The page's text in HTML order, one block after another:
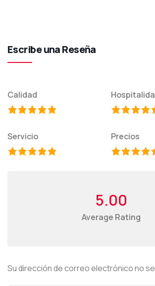
Escribe una Reseña
Calidad
Servicio Precios
5.00
Average Rating
Su dirección de correo electrónico no